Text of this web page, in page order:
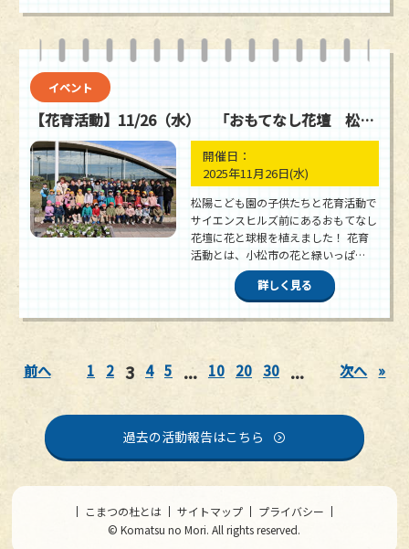
イベント
【花育活動】11/26（水） 「おもてなし花壇 松陽こども園」
開催日：
2025年11月26日(水)
松陽こども園の子供たちと花育活動で
サイエンスヒルズ前にあるおもてなし
花壇に花と球根を植えました！ 花育
活動とは、小松市の花と緑いっぱ…
詳しく見る
前へ 1 2 3 4 5 ... 10 20 30 ... 次へ »
過去の活動報告はこちら
こまつの杜とは サイトマップ
プライバシー
© Komatsu no Mori. All rights reserved.